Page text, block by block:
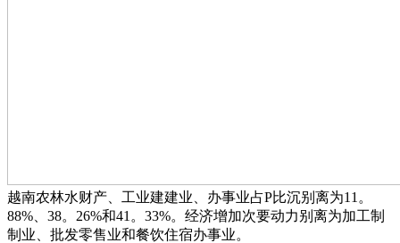
越南农林水财产、工业建建业、办事业占P比沉别离为11。
88%、38。26%和41。33%。经济增加次要动力别离为加工制
制业、批发零售业和餐饮住宿办事业。